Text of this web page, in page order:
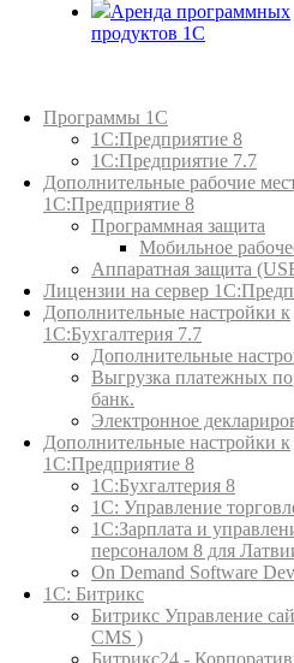
Аренда программных
продуктов 1С
Программы 1С
1С:Предприятие 8
1С:Предприятие 7.7
Дополнительные рабочие
1С:Предприятие 8
Программная защита
Мобильное
Аппаратная защита
Лицензии на сервер
Дополнительные настройки к
1С:Бухгалтерия 7.7
Дополнительные
Выгрузка платежных
банк.
Электронное
Дополнительные настройки к
1С:Предприятие 8
1С:Бухгалтерия 8
1C: Управление
1С:Зарплата и
персоналом 8 для
On Demand Software
1С: Битрикс
Битрикс Управление
CMS )
Битрикс24 -